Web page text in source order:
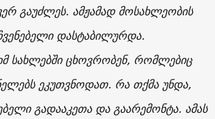
გაუძლეს. ამჟამად მოსახლეობის
დასტაბილურდა.
სახლებში ცხოვრობენ, რომლებიც
ეკუთვნოდათ. რა თქმა უნდა,
გადააკეთა და გაარემონტა. ამას